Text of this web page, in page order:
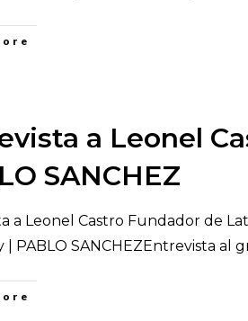
a Leonel
SANCHEZ
a Leonel Castro Fundador de
| PABLO SANCHEZEntrevista al